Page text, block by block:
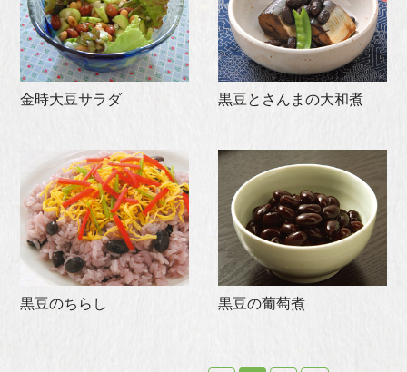
金時大豆サラダ 黒豆とさんまの大和煮
黒豆のちらし 黒豆の葡萄煮